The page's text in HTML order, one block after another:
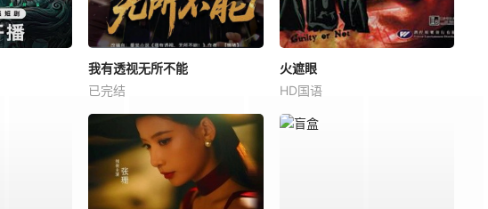
我有透视无所不能
已完结
火遮眼
HD国语